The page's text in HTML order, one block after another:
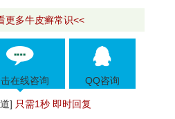
更多牛皮癣常识<<
在线咨询 QQ咨询
] 只需1秒 即时回复